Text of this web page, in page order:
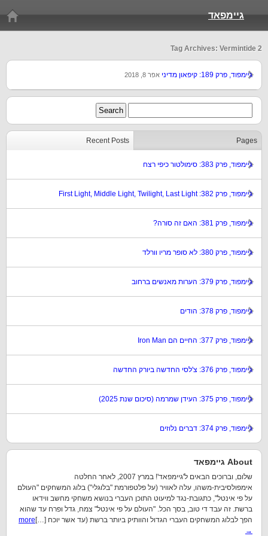
גיימפאד
Tag Archives: Vermintide 2
גיימפוד, פרק 189: קיפאון מדיני אפר 8, 2018
Recent Posts Pages
גיימפוד, פרק 383: סימולטור כיפי רצח
גיימפוד, פרק 382: First Light, Middle Light, Twilight, Last Light
גיימפוד, פרק 381: האם זה סורה?
גיימפוד, פרק 380: לא סופר מריו וורלד
גיימפוד, פרק 379: הערות מאנשים ברחוב
גיימפוד, פרק 378: הודים
גיימפוד, פרק 377: החיים הם Iron Man
גיימפוד, פרק 376: צ'לסי החדשה ביורק החדשה
גיימפוד, פרק 375: העידן שמרמה (סיכום שנת 2025)
גיימפוד, פרק 374: דברים נלוזים
About גיימפאד
שלום, וברוכים הבאים ל'גיימפאד'! במרץ 2007, לאחר החלטה
אימפולסיבית-משהו, עלה לאוויר (על פלטפורמת "בלוגלי") בלוג המשחקים "העולם
על פי אינטל", כתגובת-נגד למיעוט התוכן העברי בנושא משחקי מחשב ווידאו
ברשת. זה עבד די טוב, בסך הכל. "העולם על פי אינטל" צמח, גדל ופרח עד שהוא
הפך לבלוג המשחקים העברי הגדול והוותיק ביותר ברשת (עד אשר יוכח […] more
→